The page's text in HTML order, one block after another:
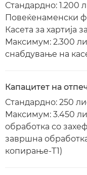
Стандардно: 1.200
Повеќенаменски
Касета за хартија
Максимум: 2.300
снабдување на
Капацитет на
Стандардно: 250
Максимум: 3.450
обработка со
завршна
копирање-T1)